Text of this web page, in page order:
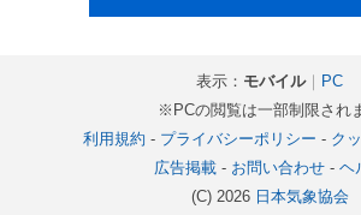
表示： モバイル｜ PC
※PCの閲覧は一部制限され
利用規約 - プライバシーポリシー - ク
広告掲載- お問い合わせ- ヘ
(C) 2026 日本気象協会